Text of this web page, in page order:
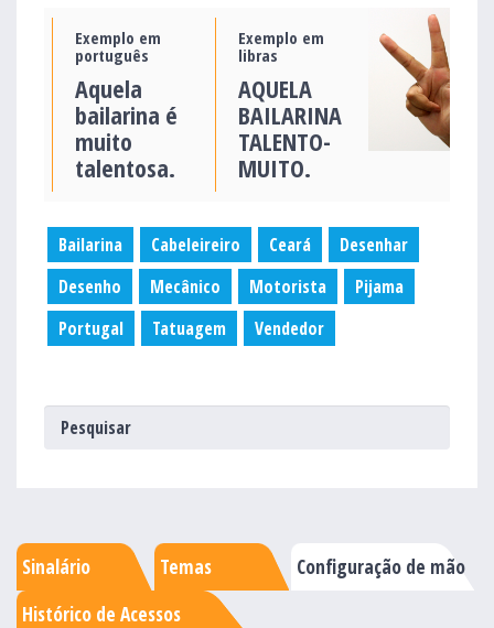
Exemplo em
português
Aquela
bailarina é
muito
talentosa.
Exemplo em
libras
AQUELA
BAILARINA
TALENTO-
MUITO.
Bailarina Cabeleireiro Ceará
Desenhar
Desenho
Mecânico Motorista
Pijama
Portugal
Tatuagem Vendedor
Sinalário Temas
Configuração de mão
Histórico de Acessos